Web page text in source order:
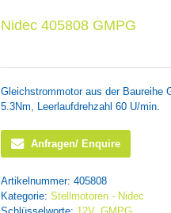
Nidec 405808 GMPG
Gleichstrommotor aus der Baureihe
5.3Nm, Leerlaufdrehzahl 60 U/min.
Anfragen/ Enquire
Artikelnummer: 405808
Kategorie: Stellmotoren - Nidec